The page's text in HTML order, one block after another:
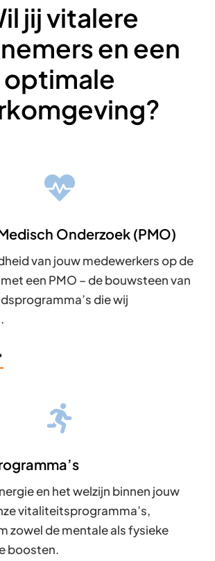
jij vitalere
en een
optimale
Onderzoek (PMO)
van jouw medewerkers op de
een PMO – de bouwsteen van
die wij
en het welzijn binnen jouw
vitaliteitsprogramma’s,
zowel de mentale als fysieke
boosten.